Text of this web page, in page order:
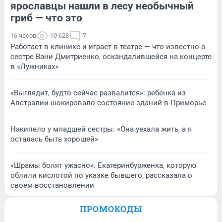
ярославцы нашли в лесу необычный
гриб — что это
16 часов 10 628 7
Работает в клинике и играет в театре — что известно о
сестре Вани Дмитриенко, оскандалившейся на концерте
в «Лужниках»
«Выглядит, будто сейчас развалится»: ребенка из
Австралии шокировало состояние зданий в Приморье
Накипело у младшей сестры: «Она уехала жить, а я
осталась быть хорошей»
«Шрамы болят ужасно». Екатеринбурженка, которую
облили кислотой по указке бывшего, рассказала о
своем восстановлении
ПРОМОКОДЫ